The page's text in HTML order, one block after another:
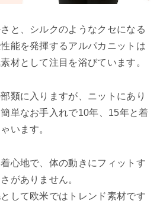
と、シルクのようなクセになる
能を発揮するアルパカニットは
材として注目を浴びています。
類に入りますが、ニットにあり
単なお手入れで10年、15年と着
います。
心地で、体の動きにフィットす
がありません。
して欧米ではトレンド素材です